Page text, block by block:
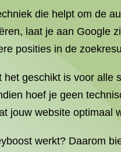
die helpt om de
laat je aan Google
posities in de
geschikt is voor
hoef je geen
jouw website optimaal
werkt? Daarom